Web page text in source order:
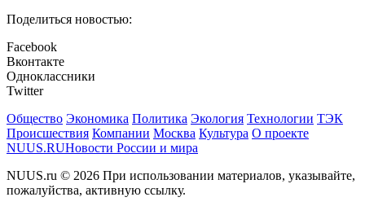
Поделиться новостью:
Facebook
Вконтакте
Одноклассники
Twitter
Общество Экономика Политика Экология Технологии ТЭК
Происшествия Компании Москва Культура О проекте
NUUS.RUНовости России и мира
NUUS.ru © 2026 При использовании материалов, указывайте,
пожалуйства, активную ссылку.